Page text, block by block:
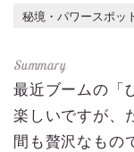
秘境・パワースポッ
最近ブームの「
楽しいですが、
間も贅沢なもの